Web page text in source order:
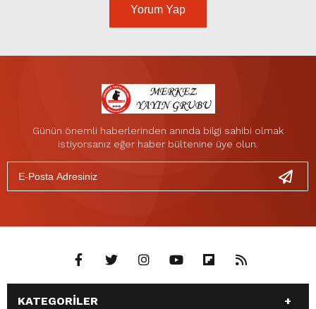
Yorum Yap
Günün önemli haberlerinden anında bilgi sahibi olmak
istiyorsanız eğer haber bültenine üye olun.
KATEGORİLER